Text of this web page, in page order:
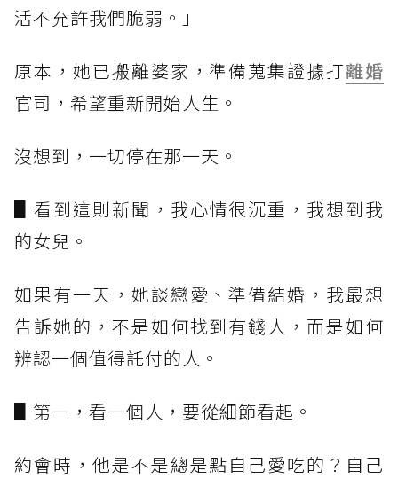
活不允許我們脆弱。」
原本，她已搬離婆家，準備蒐集證據打離婚
官司，希望重新開始人生。
沒想到，一切停在那一天。
▋看到這則新聞，我心情很沉重，我想到我
的女兒。
如果有一天，她談戀愛、準備結婚，我最想
告訴她的，不是如何找到有錢人，而是如何
辨認一個值得託付的人。
▋第一，看一個人，要從細節看起。
約會時，他是不是總是點自己愛吃的？自己